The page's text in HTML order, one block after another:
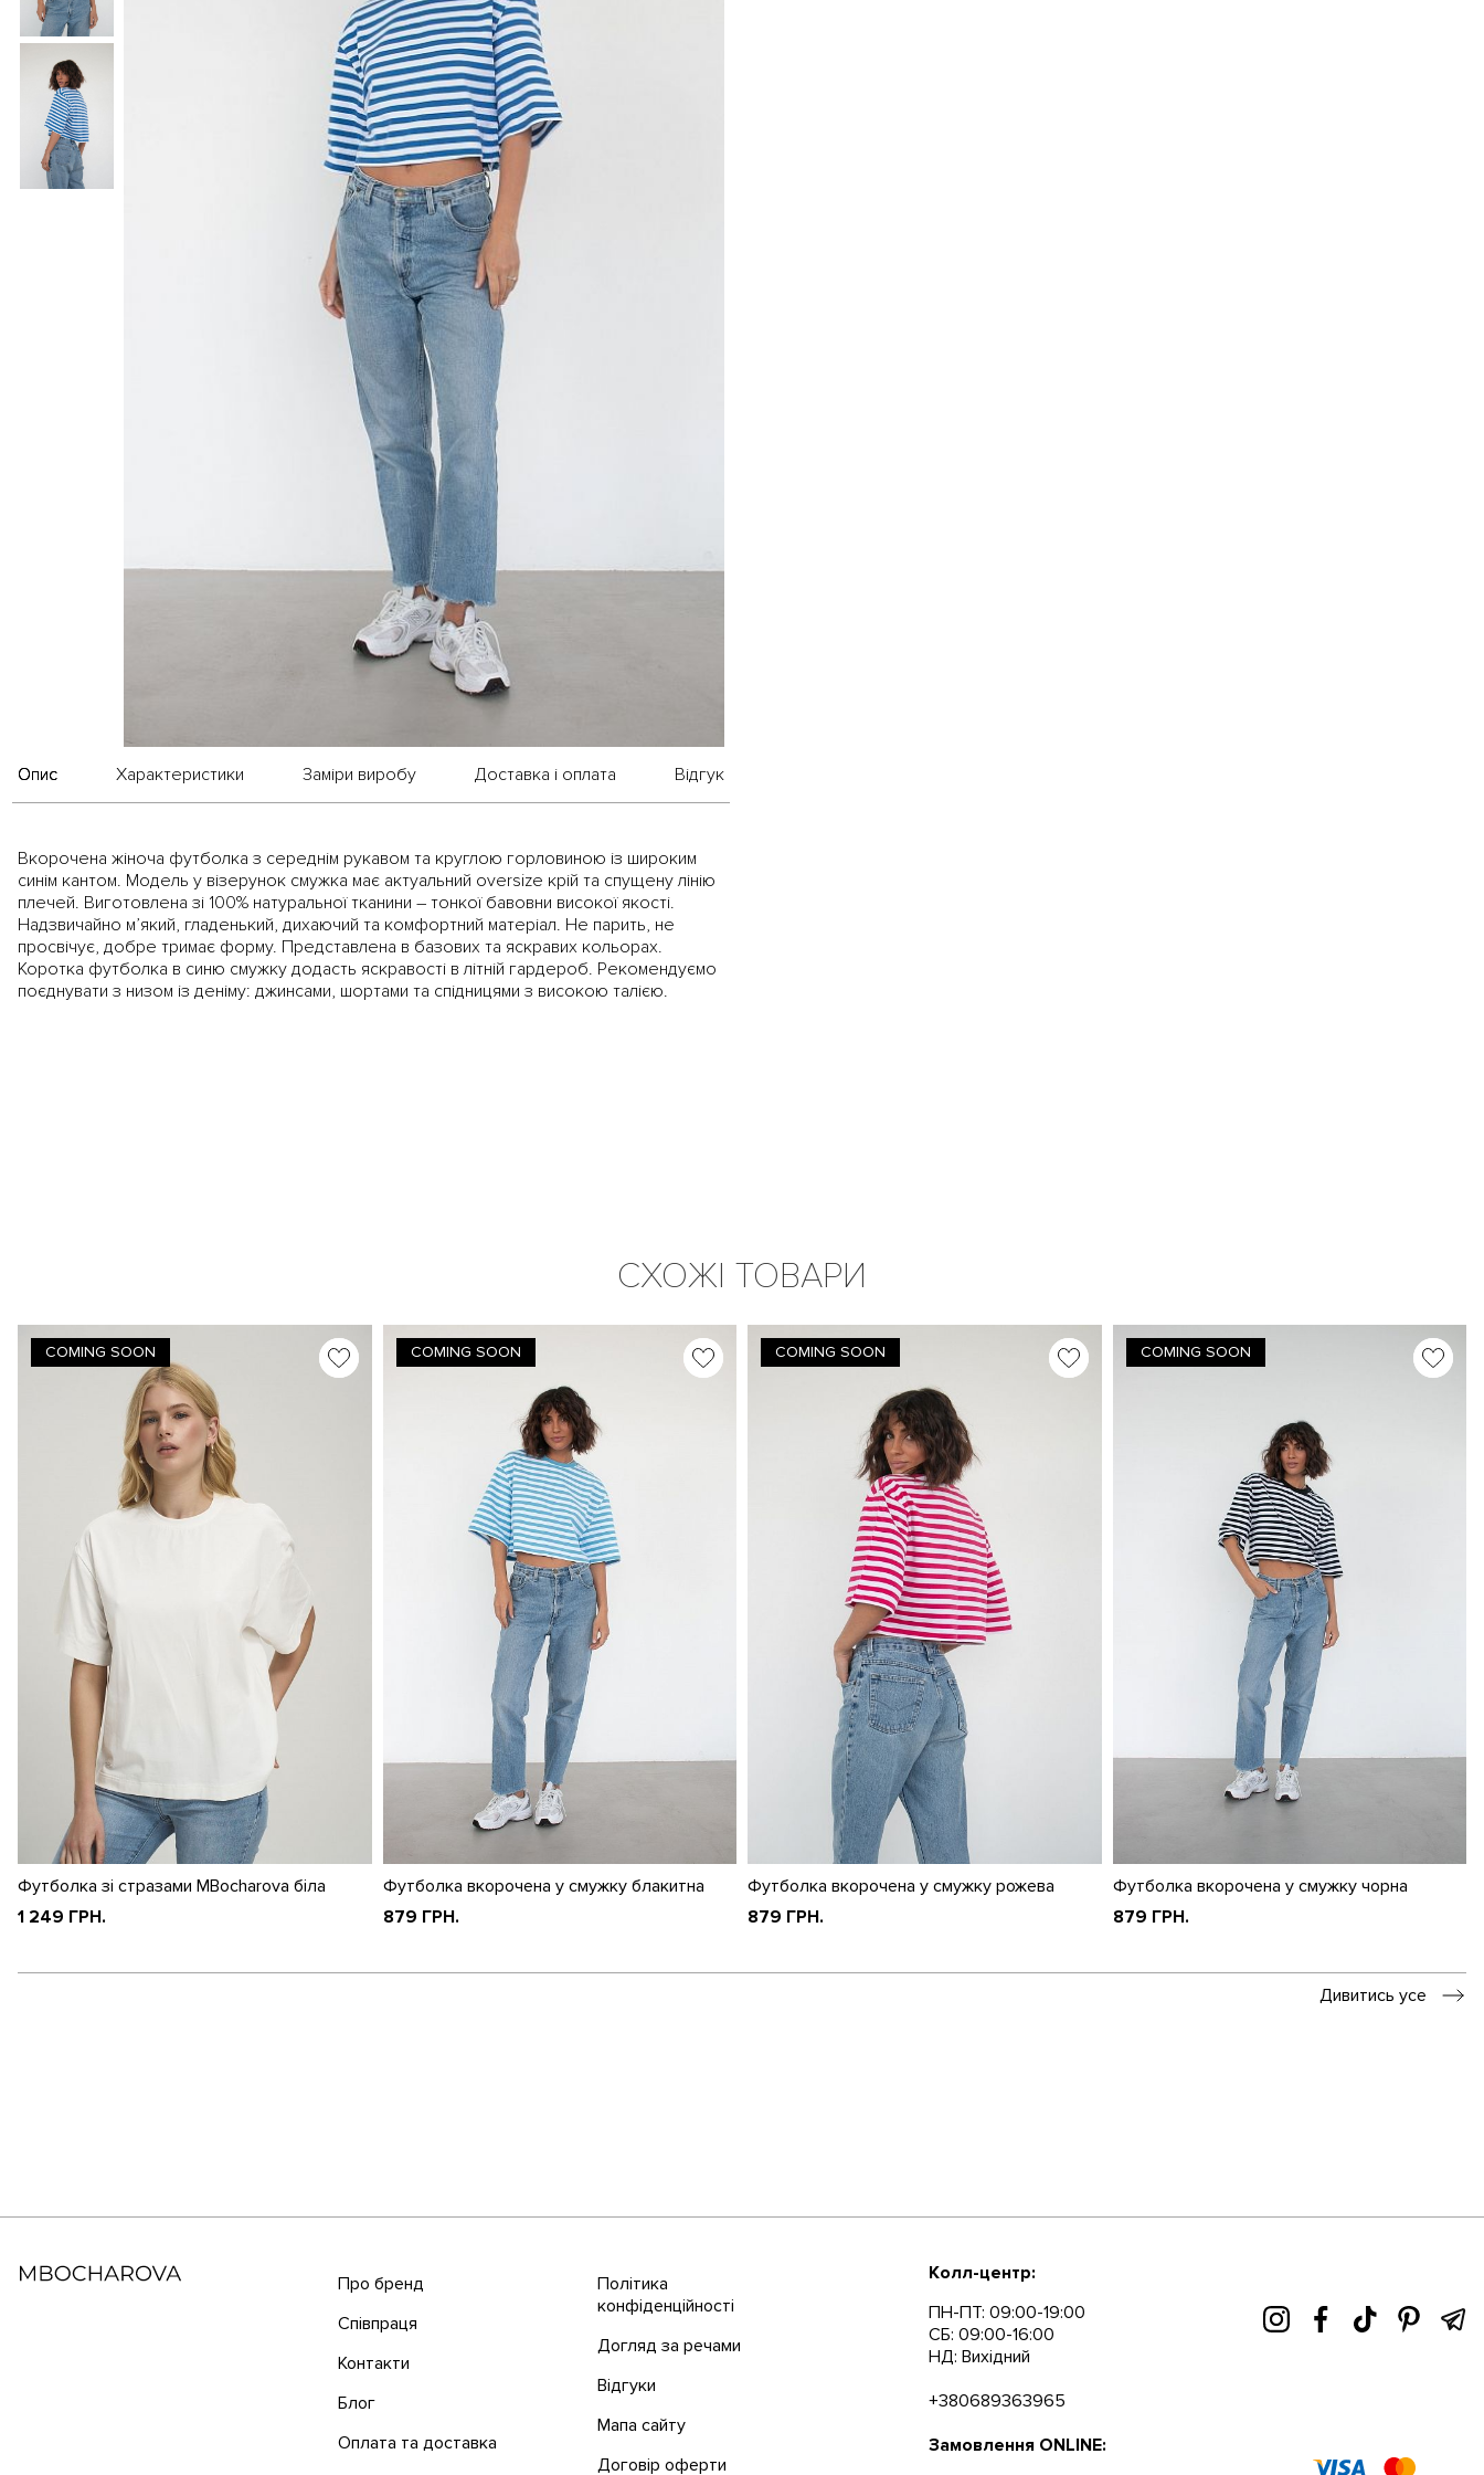
Опис Характеристики Заміри виробу Доставка і оплата Відгук
Вкорочена жіноча футболка з середнім рукавом та круглою горловиною із широким
синім кантом. Модель у візерунок смужка має актуальний oversize крій та спущену лінію
плечей. Виготовлена зі 100% натуральної тканини – тонкої бавовни високої якості.
Надзвичайно м’який, гладенький, дихаючий та комфортний матеріал. Не парить, не
просвічує, добре тримає форму. Представлена в базових та яскравих кольорах.
Коротка футболка в синю смужку додасть яскравості в літній гардероб. Рекомендуємо
поєднувати з низом із деніму: джинсами, шортами та спідницями з високою талією.
СХОЖІ ТОВАРИ
COMING SOON
Футболка зі стразами MBocharova біла
1 249 ГРН.
COMING SOON
Футболка вкорочена у смужку блакитна
879 ГРН.
COMING SOON
Футболка вкорочена у смужку рожева
879 ГРН.
COMING SOON
Футболка вкорочена у смужку чорна
879 ГРН.
Дивитись усе
Про бренд
Співпраця
Контакти
Блог
Оплата та доставка
Політика
конфіденційності
Догляд за речами
Відгуки
Мапа сайту
Договір оферти
Колл-центр:
ПН-ПТ: 09:00-19:00
СБ: 09:00-16:00
НД: Вихідний
+380689363965
Замовлення ONLINE: